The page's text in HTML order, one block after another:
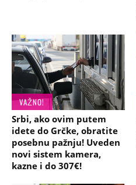
VAŽNO!
Srbi, ako ovim putem
idete do Grčke, obratite
posebnu pažnju! Uveden
novi sistem kamera,
kazne i do 307€!